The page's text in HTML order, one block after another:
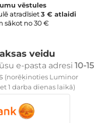
vēstules
atradīsiet3 € atlaidi
sākot no 30 €
veidu
e-pasta adresi 10-15
(norēķinoties Luminor
1 darba dienas laikā)